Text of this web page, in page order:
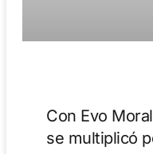
Con Evo
se multiplicó